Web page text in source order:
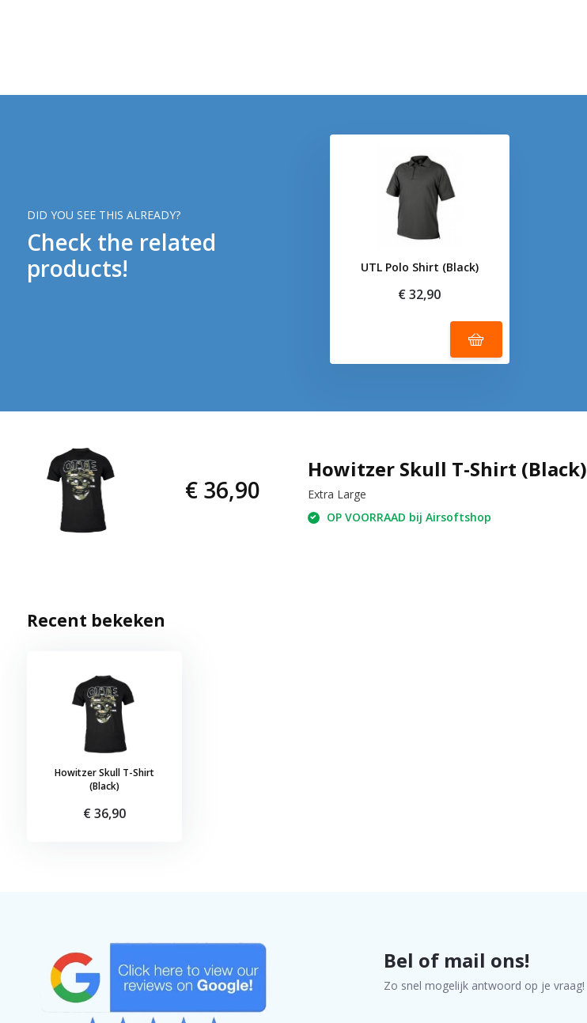
DID YOU SEE THIS ALREADY?
Check the related
products!
UTL Polo Shirt (Black)
€ 32,90
€ 36,90
Howitzer Skull T-Shirt (Black)
Extra Large
OP VOORRAAD bij Airsoftshop
Recent bekeken
Howitzer Skull T-Shirt
(Black)
€ 36,90
Bel of mail ons!
Zo snel mogelijk antwoord op je vraag!